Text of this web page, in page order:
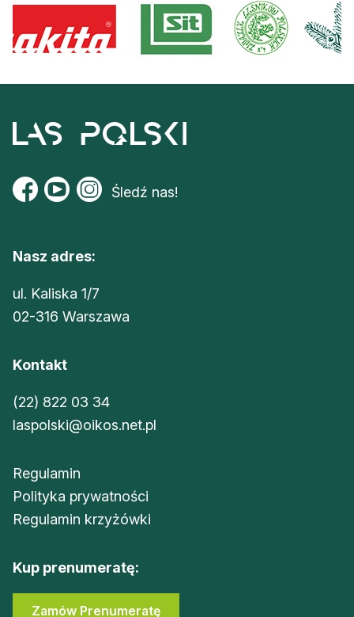
Kontakt
Śledź nas!
Nasz adres:
ul. Kaliska 1/7
02-316 Warszawa
Kontakt
(22) 822 03 34
laspolski@oikos.net.pl
Regulamin
Polityka prywatności
Regulamin krzyżówki
Kup prenumeratę:
Zamów Prenumeratę